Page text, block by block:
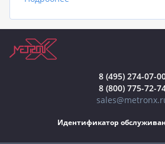
востребованы
термометры в пищевой,
строительной и нефтегазовой
Устройства осуществляют
человеческого тела;
животных, состояния
помещения, воды,
8 (495) 274-07-
8 (800) 775-72-
Идентификатор